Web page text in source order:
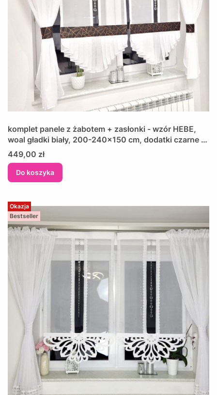
komplet panele z żabotem + zasłonki - wzór HEBE,
woal gładki biały, 200-240x150 cm, dodatki czarne z
miedzianym wzorem
Cena
449,00 zł
Do koszyka
Okazja
Bestseller